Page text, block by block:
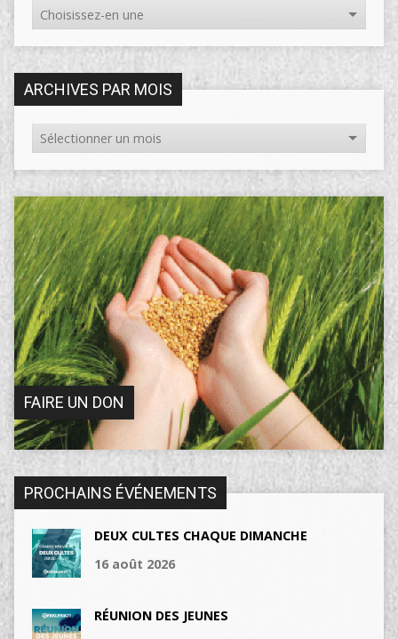
ARCHIVES PAR MOIS
FAIRE UN DON
PROCHAINS ÉVÉNEMENTS
DEUX CULTES CHAQUE DIMANCHE
16 août 2026
RÉUNION DES JEUNES